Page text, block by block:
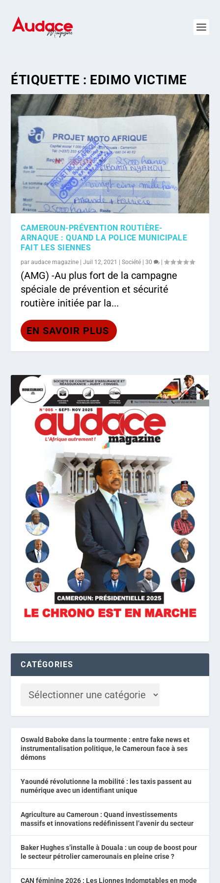
ÉTIQUETTE : EDIMO VICTIME
CAMEROUN-PRÉVENTION ROUTIÈRE-
ARNAQUE : QUAND LA POLICE MUNICIPALE
FAIT LES SIENNES
paraudace magazine |Juil 12, 2021 |Société |30 |
(AMG) -Au plus fort de la campagne
spéciale de prévention et sécurité
routière initiée par la...
EN SAVOIR PLUS
CATÉGORIES
Oswald Baboke dans la tourmente : entre fake news et
instrumentalisation politique, le Cameroun face à ses
démons
Yaoundé révolutionne la mobilité : les taxis passent au
numérique avec un identifiant unique
Agriculture au Cameroun : Quand investissements
massifs et innovations redéfinissent l’avenir du secteur
Baker Hughes s’installe à Douala : un coup de boost pour
le secteur pétrolier camerounais en pleine crise ?
CAN féminine 2026 : Les Lionnes Indomptables en mode